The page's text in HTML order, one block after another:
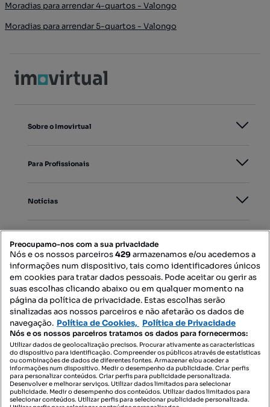
Moradias para arrendar 4-quartos - Valongo
Moradias para arrendar 5-quartos - Valongo
Sobre o Imovirtual
Para Profissionais
Notícias
Mapa do Site
Contacte-nos
SIGA-NOS:
DESCARREGAR NA:
Preocupamo-nos com a sua privacidade
Nós e os nossos parceiros429armazenamos e/ou acedemos a
informações num dispositivo, tais como identificadores únicos
em cookies para tratar dados pessoais. Pode aceitar ou gerir as
suas escolhas clicando abaixo ou em qualquer momento na
página da política de privacidade. Estas escolhas serão
sinalizadas aos nossos parceiros e não afetarão os dados de
navegação. Política de Cookies, Política de Privacidade
Nós e os nossos parceiros tratamos os dados para fornecermos:
Utilizar dados de geolocalização precisos. Procurar ativamente as características
do dispositivo para identificação. Compreender os públicos através de estatísticas
ou combinações de dados de diferentes fontes. Armazenar e/ou aceder a
informações num dispositivo. Medir o desempenho da publicidade. Criar perfis
para personalizar conteúdos. Criar perfis para publicidade personalizada.
Desenvolver e melhorar serviços. Utilizar dados limitados para selecionar
publicidade. Medir o desempenho dos conteúdos. Utilizar dados limitados para
selecionar conteúdos. Utilizar perfis para selecionar publicidade personalizada.